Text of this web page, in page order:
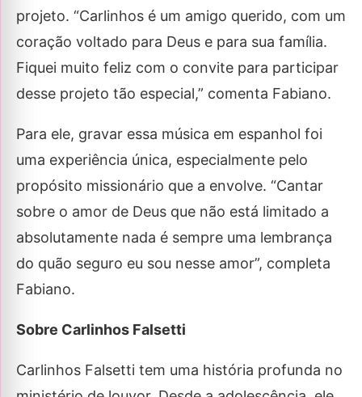
projeto. “Carlinhos é um amigo querido, com um
coração voltado para Deus e para sua família.
Fiquei muito feliz com o convite para participar
desse projeto tão especial,” comenta Fabiano.
Para ele, gravar essa música em espanhol foi
uma experiência única, especialmente pelo
propósito missionário que a envolve. “Cantar
sobre o amor de Deus que não está limitado a
absolutamente nada é sempre uma lembrança
do quão seguro eu sou nesse amor”, completa
Fabiano.
Sobre Carlinhos Falsetti
Carlinhos Falsetti tem uma história profunda no